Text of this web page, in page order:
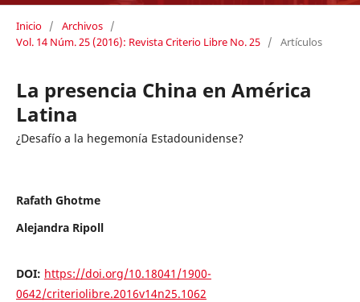
Inicio / Archivos /
Vol. 14 Núm. 25 (2016): Revista Criterio Libre No. 25 / Artículos
La presencia China en América
Latina
¿Desafío a la hegemonía Estadounidense?
Rafath Ghotme
Alejandra Ripoll
DOI: https://doi.org/10.18041/1900-
0642/criteriolibre.2016v14n25.1062